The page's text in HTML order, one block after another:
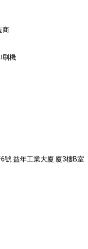
商
刷機
號 益年工業大廈 廈3樓B室